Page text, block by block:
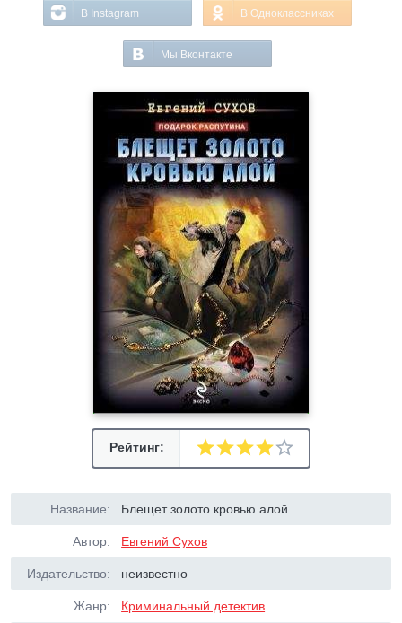
В Instagram В Одноклассниках
Мы Вконтакте
Рейтинг:
Название: Блещет золото кровью алой
Автор: Евгений Сухов
Издательство: неизвестно
Жанр: Криминальный детектив